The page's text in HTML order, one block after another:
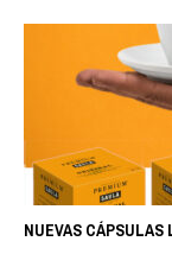
NUEVAS CÁPSULAS